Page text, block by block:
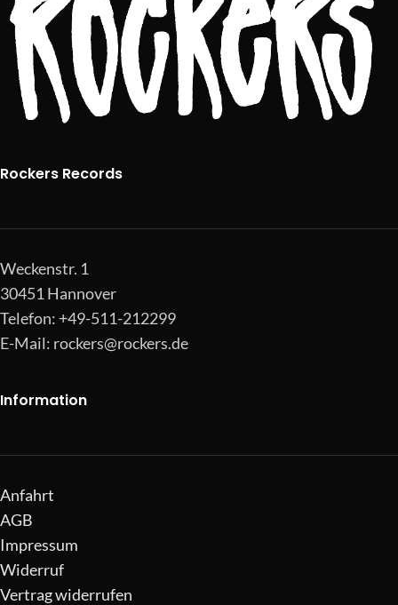
Rockers Records
Weckenstr. 1
30451 Hannover
Telefon: +49-511-212299
E-Mail: rockers@rockers.de
Information
Anfahrt
AGB
Impressum
Widerruf
Vertrag widerrufen